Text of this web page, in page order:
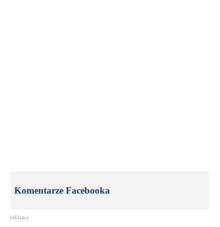
Komentarze Facebooka
reklama